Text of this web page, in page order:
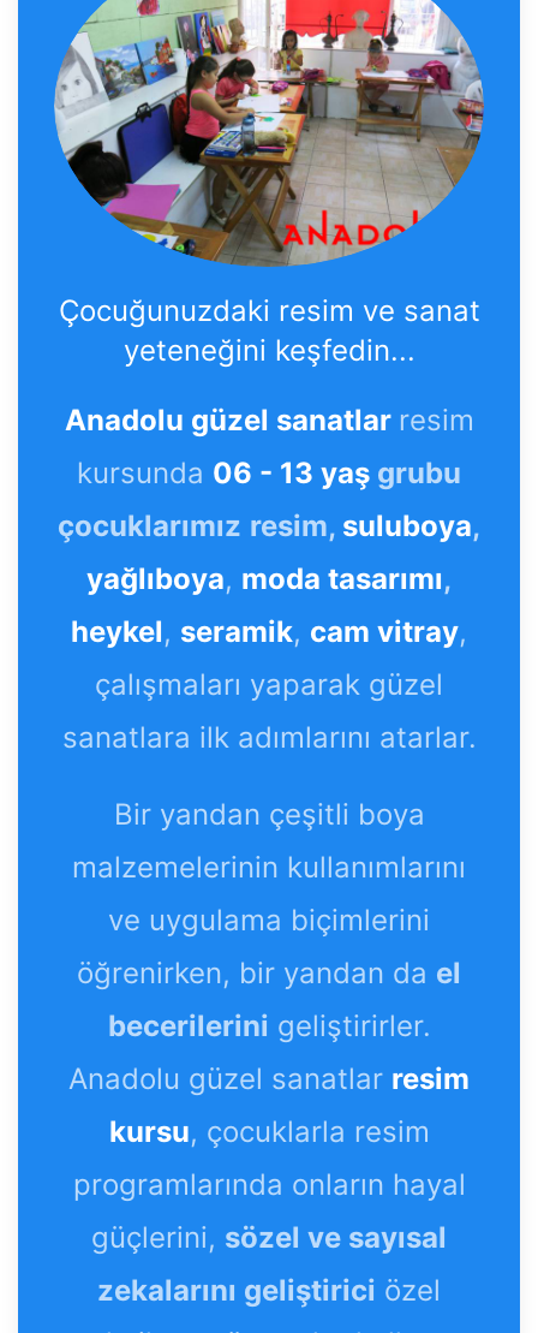
Çocuğunuzdaki resim ve sanat
yeteneğini keşfedin...
Anadolu güzel sanatlar resim
kursunda 06 - 13 yaş grubu
çocuklarımız resim, suluboya,
yağlıboya, moda tasarımı,
heykel, seramik, cam vitray,
çalışmaları yaparak güzel
sanatlara ilk adımlarını atarlar.
Bir yandan çeşitli boya
malzemelerinin kullanımlarını
ve uygulama biçimlerini
öğrenirken, bir yandan da el
becerilerini geliştirirler.
Anadolu güzel sanatlar resim
kursu, çocuklarla resim
programlarında onların hayal
güçlerini, sözel ve sayısal
zekalarını geliştirici özel